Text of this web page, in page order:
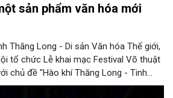
sản phẩm văn hóa mới
Thăng Long - Di sản Văn hóa Thế giới,
tổ chức Lễ khai mạc Festival Võ thuật
chủ đề "Hào khí Thăng Long - Tinh
được tổ chức, Festival đánh dấu